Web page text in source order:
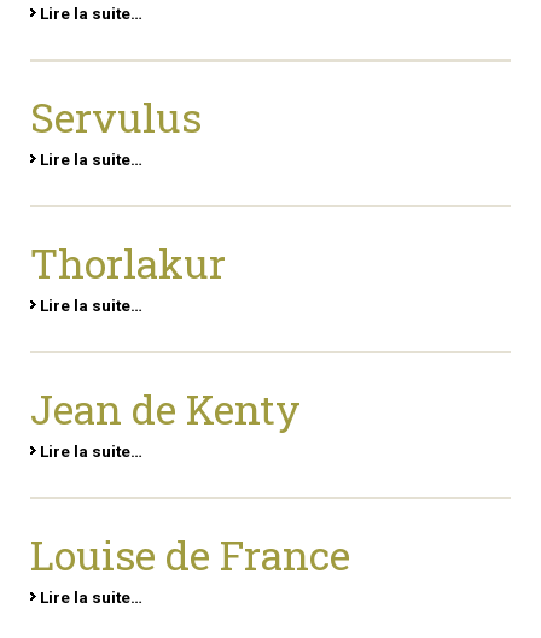
Lire la suite…
Servulus
Lire la suite…
Thorlakur
Lire la suite…
Jean de Kenty
Lire la suite…
Louise de France
Lire la suite…